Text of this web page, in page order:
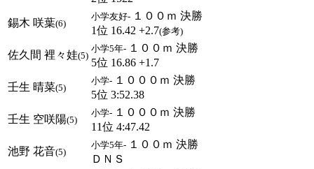
錫木 咲葉(6)
小学友好- １００ｍ 決勝
1位 16.42 +2.7(参考)
佐久間 裡々娃(5)
小学5年- １００ｍ 決勝
5位 16.86 +1.7
壬生 晴菜(5)
小学- １０００ｍ 決勝
5位 3:52.38
壬生 空咲陽(5)
小学- １０００ｍ 決勝
11位 4:47.42
池野 花音(5)
小学5年- １００ｍ 決勝
ＤＮＳ